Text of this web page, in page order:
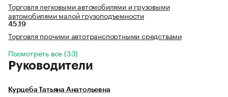
Торговля легковыми автомобилями и грузовыми
автомобилями малой грузоподъемности
45.19
Торговля прочими автотранспортными средствами
Посмотреть все (33)
Руководители
Курцеба Татьяна Анатольевна